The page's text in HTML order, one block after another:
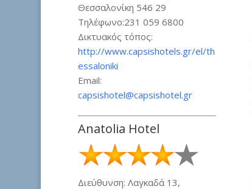
Θεσσαλονίκη 546 29
Τηλέφωνο:231 059 6800
Δικτυακός τόπος:
http://www.capsishotels.gr/el/th
essaloniki
Email:
capsishotel@capsishotel.gr
Anatolia Hotel
Διεύθυνση: Λαγκαδά 13,